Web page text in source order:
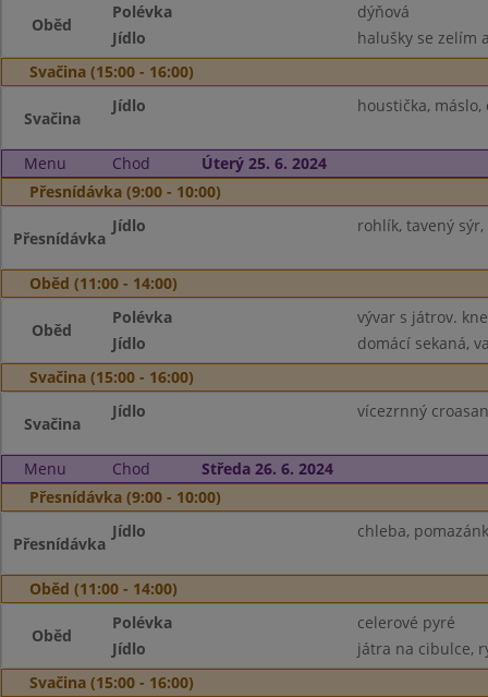
Oběd
Polévka
dýňová
Jídlo
halušky se zelím
Svačina (15:00 - 16:00)
Svačina
Jídlo houstička, máslo,
Menu Chod
Úterý 25. 6. 2024
Přesnídávka (9:00 - 10:00)
Přesnídávka
Jídlo rohlík, tavený
Oběd (11:00 - 14:00)
Oběd
Polévka
vývar s játrov.
Jídlo
domácí sekaná,
Svačina (15:00 - 16:00)
Svačina
Jídlo vícezrnný
Menu Chod
Středa 26. 6. 2024
Přesnídávka (9:00 - 10:00)
Přesnídávka
Jídlo chleba,
Oběd (11:00 - 14:00)
Oběd
Polévka
celerové pyré
Jídlo
játra na cibulce,
Svačina (15:00 - 16:00)